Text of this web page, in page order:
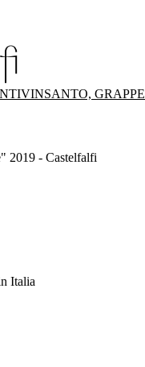
VINSANTO,
2019 - Castelfalfi
Italia